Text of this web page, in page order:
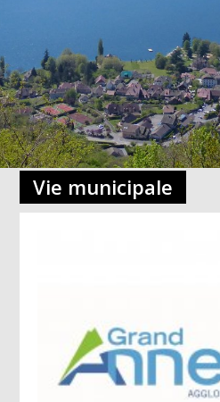
Vie municipale